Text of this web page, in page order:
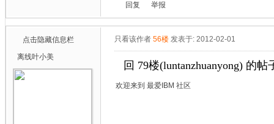
回复 举报
点击隐藏信息栏
离线叶小美
只看该作者 56楼 发表于: 2012-02-01
回 79楼(luntanzhuanyong) 的帖
欢迎来到 最爱IBM 社区